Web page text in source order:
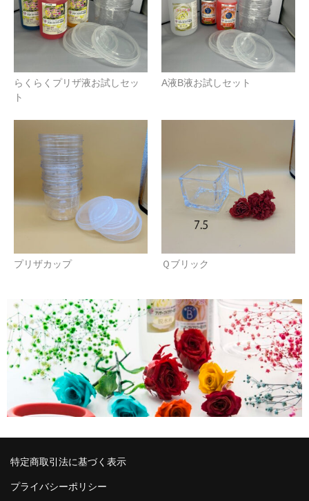
らくらくプリザ液お試しセッ
ト
A液B液お試しセット
プリザカップ Ｑブリック
特定商取引法に基づく表示
プライバシーポリシー